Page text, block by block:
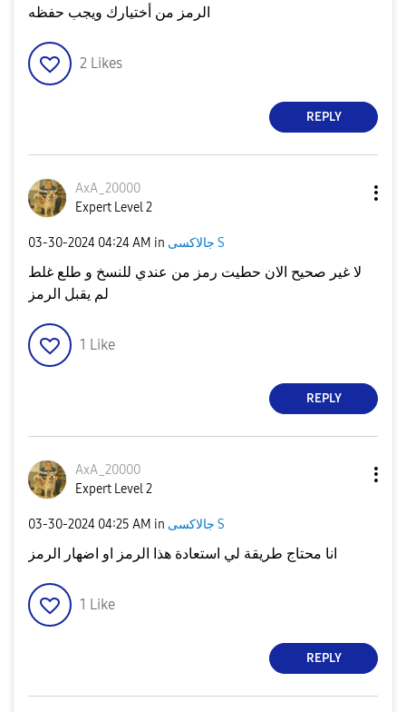
الرمز من أختيارك ويجب حفظه
2 Likes
REPLY
AxA_20000
Expert Level 2
‎03-30-2024 04:24 AM in جالاكسى S
لا غير صحيح الان حطيت رمز من عندي للنسخ و طلع غلط
لم يقبل الرمز
1 Like
REPLY
AxA_20000
Expert Level 2
‎03-30-2024 04:25 AM in جالاكسى S
انا محتاج طريقة لي استعادة هذا الرمز او اضهار الرمز
1 Like
REPLY